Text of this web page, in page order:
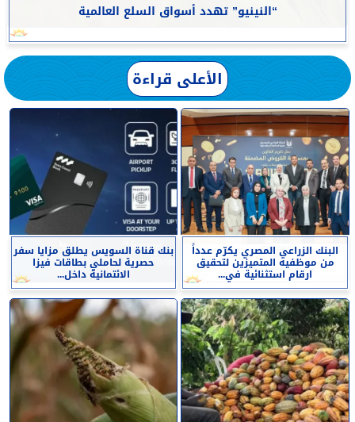
“النينيو” تهدد أسواق السلع العالمية
الأعلى قراءة
البنك الزراعي المصري يكرّم عدداً
من موظفيه المتميزين لتحقيق
ارقام استثنائية في...
بنك قناة السويس يطلق مزايا سفر
حصرية لحاملي بطاقات فيزا
الائتمانية داخل...